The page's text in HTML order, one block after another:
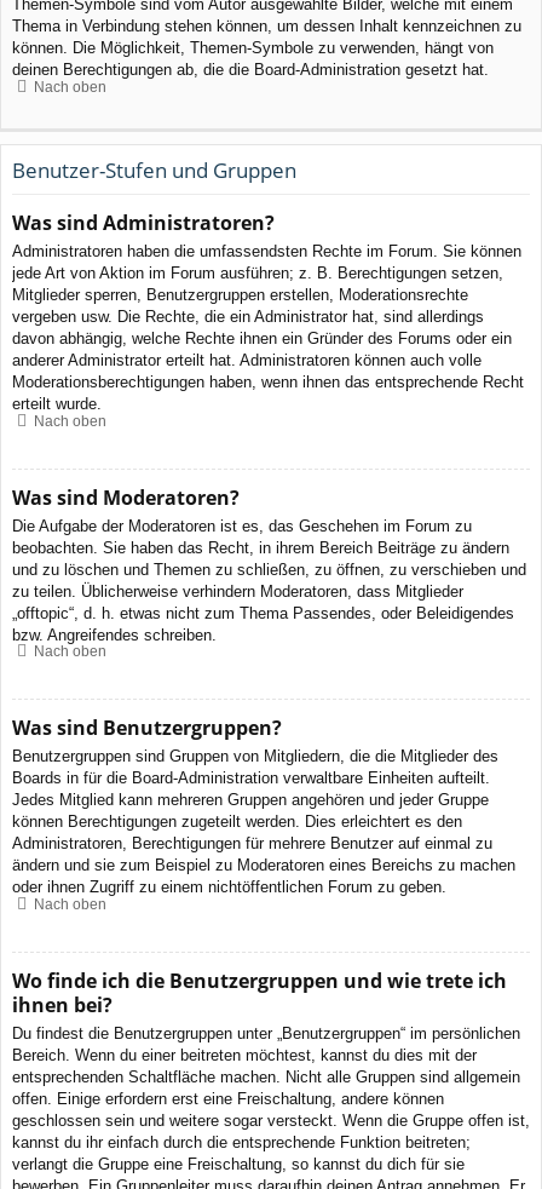
Themen-Symbole sind vom Autor ausgewählte Bilder, welche mit einem
Thema in Verbindung stehen können, um dessen Inhalt kennzeichnen zu
können. Die Möglichkeit, Themen-Symbole zu verwenden, hängt von
deinen Berechtigungen ab, die die Board-Administration gesetzt hat.
Nach oben
Benutzer-Stufen und Gruppen
Was sind Administratoren?
Administratoren haben die umfassendsten Rechte im Forum. Sie können
jede Art von Aktion im Forum ausführen; z. B. Berechtigungen setzen,
Mitglieder sperren, Benutzergruppen erstellen, Moderationsrechte
vergeben usw. Die Rechte, die ein Administrator hat, sind allerdings
davon abhängig, welche Rechte ihnen ein Gründer des Forums oder ein
anderer Administrator erteilt hat. Administratoren können auch volle
Moderationsberechtigungen haben, wenn ihnen das entsprechende Recht
erteilt wurde.
Nach oben
Was sind Moderatoren?
Die Aufgabe der Moderatoren ist es, das Geschehen im Forum zu
beobachten. Sie haben das Recht, in ihrem Bereich Beiträge zu ändern
und zu löschen und Themen zu schließen, zu öffnen, zu verschieben und
zu teilen. Üblicherweise verhindern Moderatoren, dass Mitglieder
„offtopic“, d. h. etwas nicht zum Thema Passendes, oder Beleidigendes
bzw. Angreifendes schreiben.
Nach oben
Was sind Benutzergruppen?
Benutzergruppen sind Gruppen von Mitgliedern, die die Mitglieder des
Boards in für die Board-Administration verwaltbare Einheiten aufteilt.
Jedes Mitglied kann mehreren Gruppen angehören und jeder Gruppe
können Berechtigungen zugeteilt werden. Dies erleichtert es den
Administratoren, Berechtigungen für mehrere Benutzer auf einmal zu
ändern und sie zum Beispiel zu Moderatoren eines Bereichs zu machen
oder ihnen Zugriff zu einem nichtöffentlichen Forum zu geben.
Nach oben
Wo finde ich die Benutzergruppen und wie trete ich
ihnen bei?
Du findest die Benutzergruppen unter „Benutzergruppen“ im persönlichen
Bereich. Wenn du einer beitreten möchtest, kannst du dies mit der
entsprechenden Schaltfläche machen. Nicht alle Gruppen sind allgemein
offen. Einige erfordern erst eine Freischaltung, andere können
geschlossen sein und weitere sogar versteckt. Wenn die Gruppe offen ist,
kannst du ihr einfach durch die entsprechende Funktion beitreten;
verlangt die Gruppe eine Freischaltung, so kannst du dich für sie